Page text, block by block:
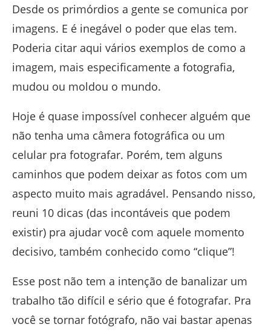
Desde os primórdios a gente se comunica por
imagens. E é inegável o poder que elas tem.
Poderia citar aqui vários exemplos de como a
imagem, mais especificamente a fotografia,
mudou ou moldou o mundo.
Hoje é quase impossível conhecer alguém que
não tenha uma câmera fotográfica ou um
celular pra fotografar. Porém, tem alguns
caminhos que podem deixar as fotos com um
aspecto muito mais agradável. Pensando nisso,
reuni 10 dicas (das incontáveis que podem
existir) pra ajudar você com aquele momento
decisivo, também conhecido como “clique”!
Esse post não tem a intenção de banalizar um
trabalho tão difícil e sério que é fotografar. Pra
você se tornar fotógrafo, não vai bastar apenas